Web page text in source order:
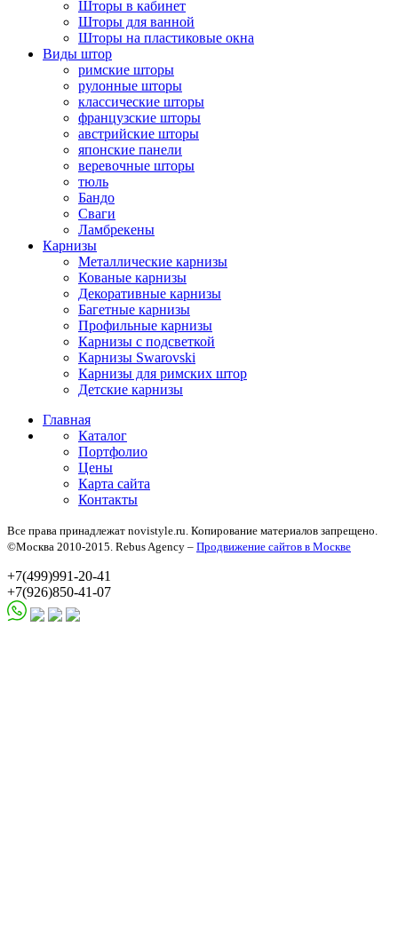
Шторы в кабинет
Шторы для ванной
Шторы на пластиковые окна
Виды штор
римские шторы
рулонные шторы
классические шторы
французские шторы
австрийские шторы
японские панели
веревочные шторы
тюль
Бандо
Сваги
Ламбрекены
Карнизы
Металлические карнизы
Кованые карнизы
Декоративные карнизы
Багетные карнизы
Профильные карнизы
Карнизы с подсветкой
Карнизы Swarovski
Карнизы для римских штор
Детские карнизы
Главная
Каталог
Портфолио
Цены
Карта сайта
Контакты
Все права принадлежат novistyle.ru. Копирование материалов запрещено.
©Москва 2010-2015. Rebus Agency – Продвижение сайтов в Москве
+7(499)991-20-41
+7(926)850-41-07